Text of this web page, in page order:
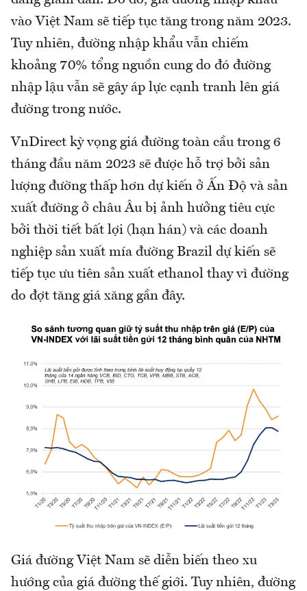
vào Việt Nam sẽ tiếp tục tăng trong năm 2023.
Tuy nhiên, đường nhập khẩu vẫn chiếm
khoảng 70% tổng nguồn cung do đó đường
nhập lậu vẫn sẽ gây áp lực cạnh tranh lên giá
đường trong nước.
VnDirect kỳ vọng giá đường toàn cầu trong 6
tháng đầu năm 2023 sẽ được hỗ trợ bởi sản
lượng đường thấp hơn dự kiến ở Ấn Độ và sản
xuất đường ở châu Âu bị ảnh hưởng tiêu cực
bởi thời tiết bất lợi (hạn hán) và các doanh
nghiệp sản xuất mía đường Brazil dự kiến sẽ
tiếp tục ưu tiên sản xuất ethanol thay vì đường
do đợt tăng giá xăng gần đây.
Giá đường Việt Nam sẽ diễn biến theo xu
hướng của giá đường thế giới. Tuy nhiên, đường